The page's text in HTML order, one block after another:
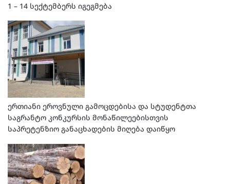
1 – 14 სექტემბერს იგეგმება
ერთიანი ეროვნული გამოცდებისა და სტუდენტთა
საგრანტო კონკურსის მონაწილეებისთვის
საპრეტენზიო განაცხადების მიღება დაიწყო